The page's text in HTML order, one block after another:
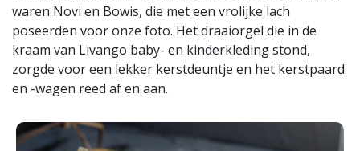
waren Novi en Bowis, die met een vrolijke lach
poseerden voor onze foto. Het draaiorgel die in de
kraam van Livango baby- en kinderkleding stond,
zorgde voor een lekker kerstdeuntje en het kerstpaard
en -wagen reed af en aan.